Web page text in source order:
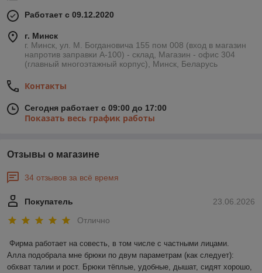
Работает с 09.12.2020
г. Минск
г. Минск, ул. М. Богдановича 155 пом 008 (вход в магазин
напротив заправки А-100) - склад, Магазин - офис 304
(главный многоэтажный корпус), Минск, Беларусь
Контакты
Сегодня работает с 09:00 до 17:00
Показать весь график работы
Отзывы о магазине
34 отзывов за всё время
23.06.2026
Покупатель
Отлично
Фирма работает на совесть, в том числе с частными лицами.
Алла подобрала мне брюки по двум параметрам (как следует):
обхват талии и рост. Брюки тёплые, удобные, дышат, сидят хорошо,